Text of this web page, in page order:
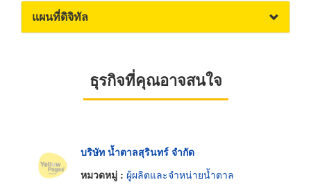
แผนที่ดิจิทัล
ธุรกิจที่คุณอาจสนใจ
บริษัท น้ำตาลสุรินทร์ จำกัด
หมวดหมู่ : ผู้ผลิตและจำหน่ายน้ำตาล